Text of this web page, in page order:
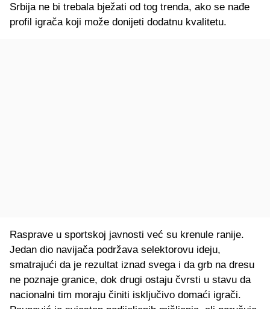
Srbija ne bi trebala bježati od tog trenda, ako se nađe
profil igrača koji može donijeti dodatnu kvalitetu.
Rasprave u sportskoj javnosti već su krenule ranije.
Jedan dio navijača podržava selektorovu ideju,
smatrajući da je rezultat iznad svega i da grb na dresu
ne poznaje granice, dok drugi ostaju čvrsti u stavu da
nacionalni tim moraju činiti isključivo domaći igrači.